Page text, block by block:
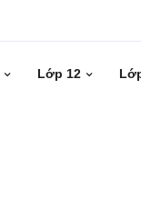
Lớp 12